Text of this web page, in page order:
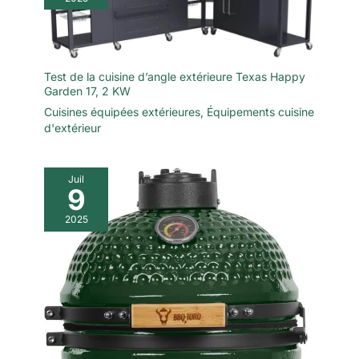
Test de la cuisine d’angle extérieure Texas Happy
Garden 17, 2 KW
Cuisines équipées extérieures, Équipements cuisine
d'extérieur
Juil
9
2025